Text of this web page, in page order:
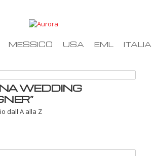
MESSICO USA EML ITALIA
WEDDING
dall'A alla Z